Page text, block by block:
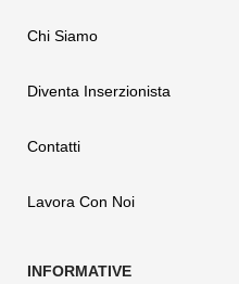
Chi Siamo
Diventa Inserzionista
Contatti
Lavora Con Noi